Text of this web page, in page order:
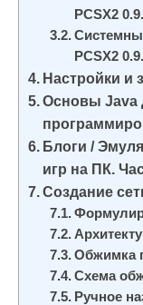
PCSX2
PCSX2
Настройки и
Основы Java
Блоги /
игр на ПК.
Создание
Обжимка
Схема
Ручное